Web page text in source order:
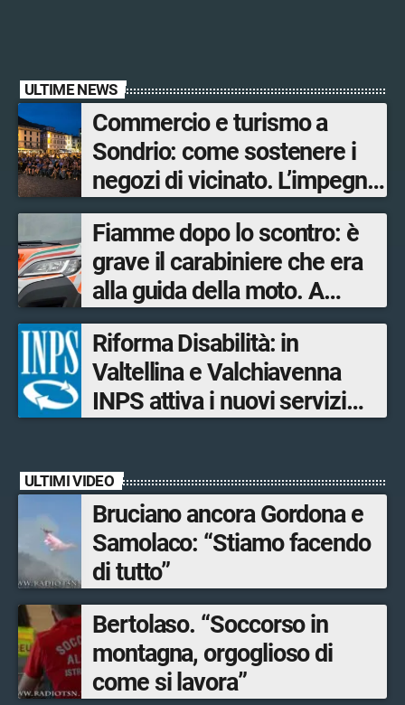
ULTIME NEWS
Commercio e turismo a
Sondrio: come sostenere i
negozi di vicinato. L’impegno
su più fronti
dell’Amministrazione
comunale per garantire
servizi ai residenti e offrire
opportunità ai turisti
Fiamme dopo lo scontro: è
grave il carabiniere che era
alla guida della moto. A
salvarlo un poliziotto fuori
servizio
Riforma Disabilità: in
Valtellina e Valchiavenna
INPS attiva i nuovi servizi
ULTIMI VIDEO
Bruciano ancora Gordona e
Samolaco: “Stiamo facendo
di tutto”
Bertolaso. “Soccorso in
montagna, orgoglioso di
come si lavora”